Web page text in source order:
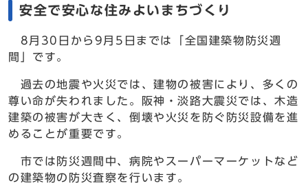
安全で安心な住みよいまちづくり
8月30日から9月5日までは「全国建築物防災週
間」です。
過去の地震や火災では、建物の被害により、多くの
尊い命が失われました。阪神・淡路大震災では、木造
建築の被害が大きく、倒壊や火災を防ぐ防災設備を進
めることが重要です。
市では防災週間中、病院やスーパーマーケットなど
の建築物の防災査察を行います。